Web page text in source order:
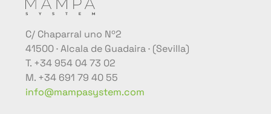
C/ Chaparral uno Nº2
41500 · Alcala de Guadaira · (Sevilla)
T. +34 954 04 73 02
M. +34 691 79 40 55
info@mampasystem.com